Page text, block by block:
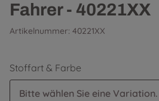
Fahrer - 40221XX
Artikelnummer: 40221XX
Stoffart & Farbe
Bitte wählen Sie eine Variation.